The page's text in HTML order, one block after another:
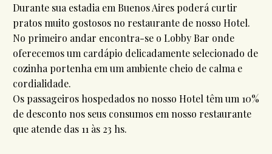
Durante sua estadia em Buenos Aires poderá curtir
pratos muito gostosos no restaurante de nosso Hotel.
No primeiro andar encontra-se o Lobby Bar onde
oferecemos um cardápio delicadamente selecionado de
cozinha portenha em um ambiente cheio de calma e
cordialidade.
Os passageiros hospedados no nosso Hotel têm um 10%
de desconto nos seus consumos em nosso restaurante
que atende das 11 às 23 hs.